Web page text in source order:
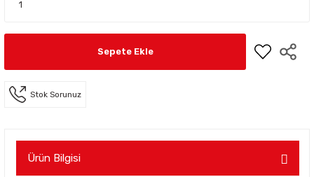
Sepete Ekle
Stok Sorunuz
Ürün Bilgisi